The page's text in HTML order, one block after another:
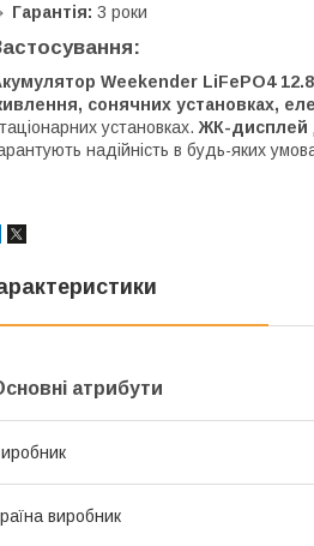
Гарантія: 3 роки
Weekender LiFePO4
сонячних установках,
установках. ЖК-дисплей
надійність в будь-яких
атрибути
виробник